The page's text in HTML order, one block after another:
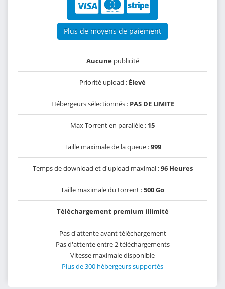
Plus de moyens de paiement
Aucunepublicité
Priorité upload : Élevé
Hébergeurs sélectionnés : PAS DE LIMITE
Max Torrent en parallèle : 15
Taille maximale de la queue :999
Temps de download et d'upload maximal :96 Heures
Taille maximale du torrent :500 Go
Téléchargement premium illimité
Pas d'attente avant téléchargement
Pas d'attente entre 2 téléchargements
Vitesse maximale disponible
Plus de 300 hébergeurs supportés